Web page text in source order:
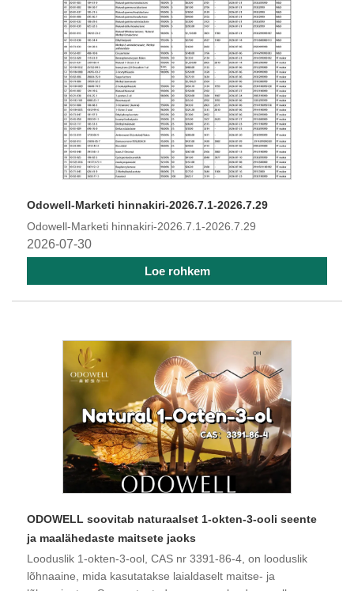
Odowell-Marketi hinnakiri-2026.7.1-2026.7.29
Odowell-Marketi hinnakiri-2026.7.1-2026.7.29
2026-07-30
Loe rohkem
​ODOWELL soovitab naturaalset 1-okten-3-ooli seente
ja maalähedaste maitsete jaoks
Looduslik 1-okten-3-ool, CAS nr 3391-86-4, on looduslik
lõhnaaine, mida kasutatakse laialdaselt maitse- ja